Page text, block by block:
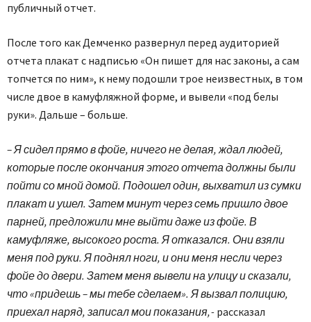
публичный отчет.
После того как Демченко развернул перед аудиторией
отчета плакат с надписью «Он пишет для нас законы, а сам
топчется по ним», к нему подошли трое неизвестных, в том
числе двое в камуфляжной форме, и вывели «под белы
руки». Дальше – больше.
– Я сидел прямо в фойе, ничего не делая, ждал людей,
которые после окончания этого отчета должны были
пойти со мной домой. Подошел один, выхватил из сумки
плакат и ушел. Затем минут через семь пришло двое
парней, предложили мне выйти даже из фойе. В
камуфляже, высокого роста. Я отказался. Они взяли
меня под руки. Я поднял ноги, и они меня несли через
фойе до двери. Затем меня вывели на улицу и сказали,
что «придешь – мы тебе сделаем». Я вызвал полицию,
приехал наряд, записал мои показания, - рассказал